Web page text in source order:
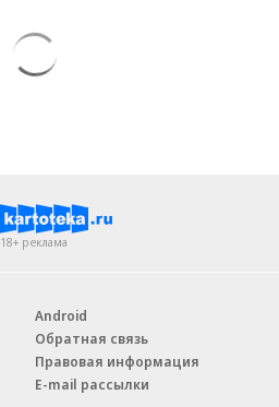
18+ реклама
Android
Обратная связь
Правовая информация
E-mail рассылки